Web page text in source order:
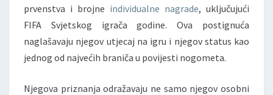
prvenstva i brojne individualne nagrade, uključujući
FIFA Svjetskog igrača godine. Ova postignuća
naglašavaju njegov utjecaj na igru i njegov status kao
jednog od najvećih braniča u povijesti nogometa.
Njegova priznanja odražavaju ne samo njegov osobni